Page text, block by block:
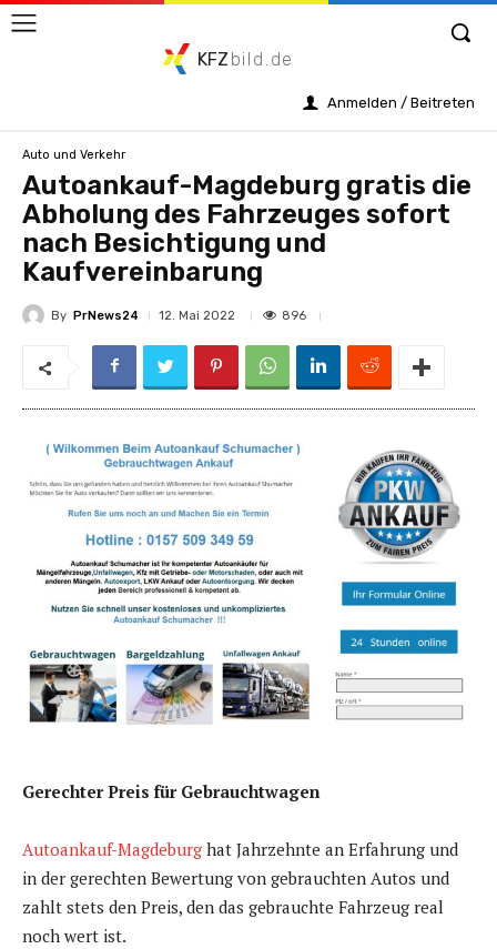
KFZ bild.de
Anmelden / Beitreten
Auto und Verkehr
Autoankauf-Magdeburg gratis die
Abholung des Fahrzeuges sofort
nach Besichtigung und
Kaufvereinbarung
By PrNews24 12. Mai 2022 896
Gerechter Preis für Gebrauchtwagen
Autoankauf-Magdeburg hat Jahrzehnte an Erfahrung und
in der gerechten Bewertung von gebrauchten Autos und
zahlt stets den Preis, den das gebrauchte Fahrzeug real
noch wert ist.